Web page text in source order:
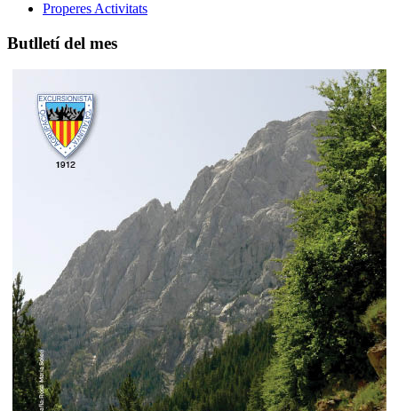
Properes Activitats
Butlletí del mes